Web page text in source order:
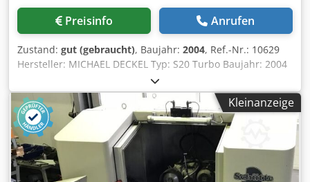
Preisinfo Anrufen
Zustand: gut (gebraucht), Baujahr: 2004, Ref.-Nr.: 10629
Hersteller: MICHAEL DECKEL Typ: S20 Turbo Baujahr: 2004
Steuerungsart: CNC-Steuerung Lagerort: Halberstadt
Ursprungsland: Germany Werkstückdurchmesser: 250 mm
Max. Schleiflänge: 340 mm Csdpfxozc D Ehs Afujrf Max.
Werkstückgewicht: 50 kg Schleifscheibendurchmesser
(max.): 150 mm Drehzahl: 8000 U/min Werkstückaufnahme:
SK 50 Zusatzinformationen: Maschine kann unter Strom
besichtigt werden.
Kleinanzeige